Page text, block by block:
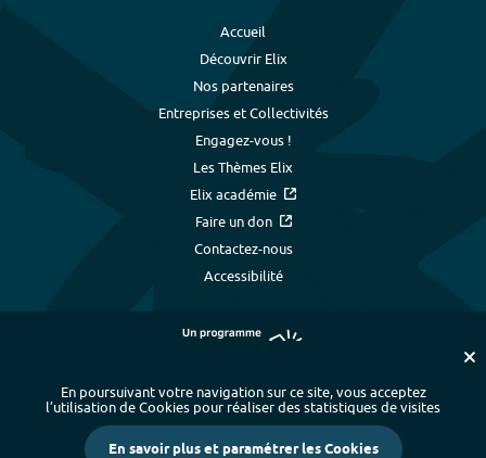
Accueil
Découvrir Elix
Nos partenaires
Entreprises et Collectivités
Engagez-vous !
Les Thèmes Elix
Elix académie
Faire un don
Contactez-nous
Accessibilité
Plan du site - Index alphabétique
-
Mentions légales et données personnelles
- Paramétrer les cookies
En poursuivant votre navigation sur ce site, vous acceptez
l’utilisation de Cookies pour réaliser des statistiques de visites
En savoir plus et paramétrer les Cookies